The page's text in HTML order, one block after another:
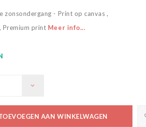
zonsondergang - Print op canvas ,
Premium print Meer info...
AAN WINKELWAGEN